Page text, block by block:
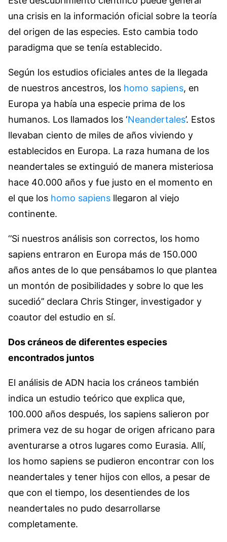
una crisis en la información oficial sobre la teoría
del origen de las especies. Esto cambia todo
paradigma que se tenía establecido.
Según los estudios oficiales antes de la llegada
de nuestros ancestros, los homo sapiens, en
Europa ya había una especie prima de los
humanos. Los llamados los ‘Neandertales’. Estos
llevaban ciento de miles de años viviendo y
establecidos en Europa. La raza humana de los
neandertales se extinguió de manera misteriosa
hace 40.000 años y fue justo en el momento en
el que los homo sapiens llegaron al viejo
continente.
‘’Si nuestros análisis son correctos, los homo
sapiens entraron en Europa más de 150.000
años antes de lo que pensábamos lo que plantea
un montón de posibilidades y sobre lo que les
sucedió’’ declara Chris Stinger, investigador y
coautor del estudio en sí.
Dos cráneos de diferentes especies
encontrados juntos
El análisis de ADN hacia los cráneos también
indica un estudio teórico que explica que,
100.000 años después, los sapiens salieron por
primera vez de su hogar de origen africano para
aventurarse a otros lugares como Eurasia. Allí,
los homo sapiens se pudieron encontrar con los
neandertales y tener hijos con ellos, a pesar de
que con el tiempo, los desentiendes de los
neandertales no pudo desarrollarse
completamente.